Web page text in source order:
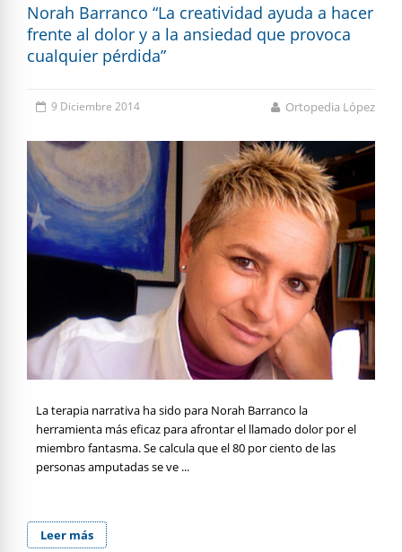
Norah Barranco “La creatividad ayuda a hacer
frente al dolor y a la ansiedad que provoca
cualquier pérdida”
9 Diciembre 2014 Ortopedia López
La terapia narrativa ha sido para Norah Barranco la
herramienta más eficaz para afrontar el llamado dolor por el
miembro fantasma. Se calcula que el 80 por ciento de las
personas amputadas se ve ...
Leer más